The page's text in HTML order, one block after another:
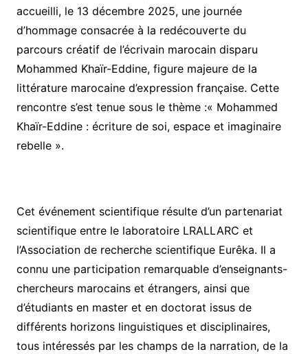
accueilli, le 13 décembre 2025, une journée
d’hommage consacrée à la redécouverte du
parcours créatif de l’écrivain marocain disparu
Mohammed Khaïr-Eddine, figure majeure de la
littérature marocaine d’expression française. Cette
rencontre s’est tenue sous le thème :« Mohammed
Khaïr-Eddine : écriture de soi, espace et imaginaire
rebelle ».
Cet événement scientifique résulte d’un partenariat
scientifique entre le laboratoire LRALLARC et
l’Association de recherche scientifique Eurêka. Il a
connu une participation remarquable d’enseignants-
chercheurs marocains et étrangers, ainsi que
d’étudiants en master et en doctorat issus de
différents horizons linguistiques et disciplinaires,
tous intéressés par les champs de la narration, de la